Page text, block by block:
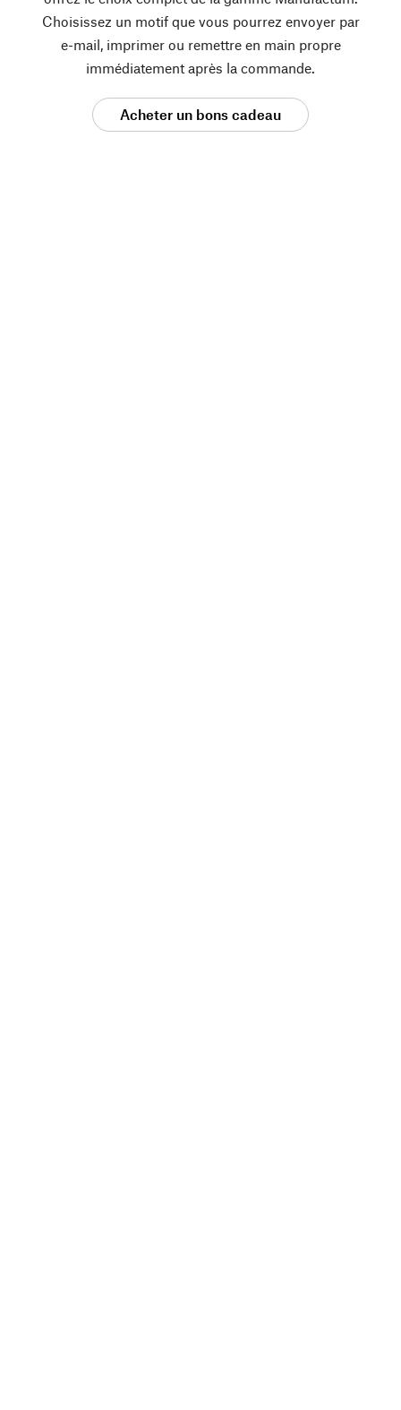
Choisissez un motif que vous pourrez envoyer par
e-mail, imprimer ou remettre en main propre
immédiatement après la commande.
Acheter un bons cadeau